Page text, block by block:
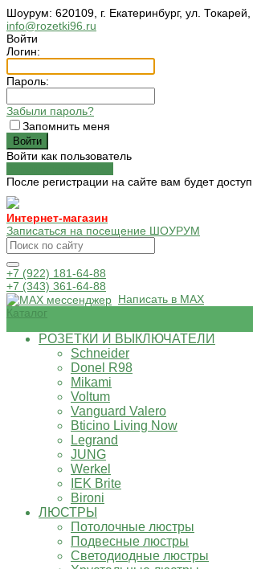
Шоурум: 620109, г. Екатеринбург, ул.
info@rozetki96.ru
Войти
Логин:
Пароль:
Забыли пароль?
Запомнить меня
Войти как пользователь
После регистрации на сайте вам будет
Интернет-магазин
Записаться на посещение ШОУРУМ
+7 (922) 181-64-88
+7 (343) 361-64-88
Написать в MAX
Каталог
РОЗЕТКИ И ВЫКЛЮЧАТЕЛИ
Schneider
Donel R98
Mikami
Voltum
Vanguard Valero
Bticino Living Now
Legrand
JUNG
Werkel
IEK Brite
Bironi
ЛЮСТРЫ
Потолочные люстры
Подвесные люстры
Светодиодные люстры